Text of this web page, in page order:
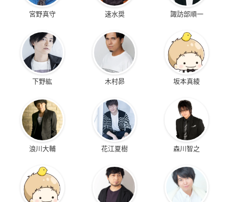
宮野真守 速水奨 諏訪部順一
下野紘 木村昴 坂本真綾
浪川大輔 花江夏樹 森川智之